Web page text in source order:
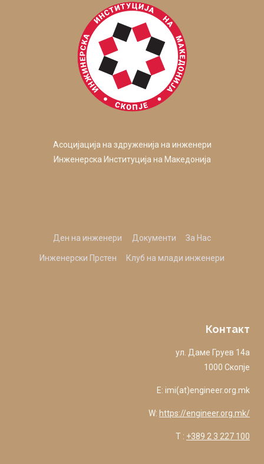
Асоцијација на здруженија на инженери
Инженерска Институција на Македонија
Ден на инженери Документи За Нас
Инженерски Прстен Клуб на млади инженери
Контакт
ул. Даме Груев 14а
1000 Скопје
E: imi(at)engineer.org.mk
W: https://engineer.org.mk/
T : +389 2 3 227 100